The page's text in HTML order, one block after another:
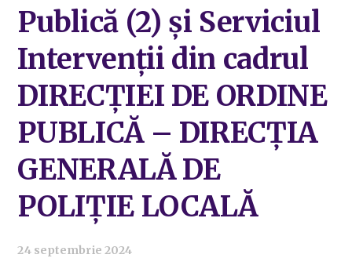
Publică (2) și Serviciul
Intervenții din cadrul
DIRECȚIEI DE ORDINE
PUBLICĂ – DIRECȚIA
GENERALĂ DE
POLIȚIE LOCALĂ
24 septembrie 2024